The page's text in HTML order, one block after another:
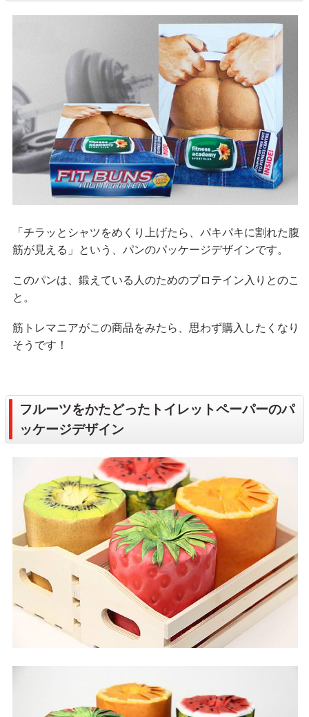
「チラッとシャツをめくり上げたら、パキパキに割れた腹
筋が見える」という、パンのパッケージデザインです。
このパンは、鍛えている人のためのプロテイン入りとのこ
と。
筋トレマニアがこの商品をみたら、思わず購入したくなり
そうです！
フルーツをかたどったトイレットペーパーのパ
ッケージデザイン